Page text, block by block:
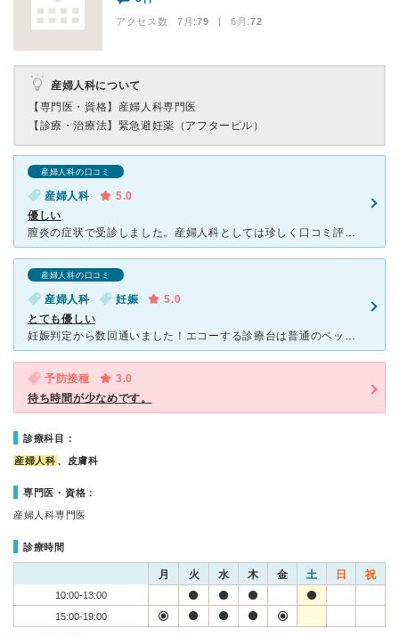
アクセス数 7月:79 | 6月:72
産婦人科について
【専門医・資格】 産婦人科専門医
【診療・治療法】 緊急避妊薬（アフターピル）
産婦人科の口コミ
産婦人科
5.0
優しい
膣炎の症状で受診しました。産婦人科としては珍しく口コミ評価が高かったのでこちらを選びました。病院自体は少し古いですが、薬が院内処方なので手間が少なく助かりました。診察してくださったおじいちゃん先生がと
産婦人科の口コミ
産婦人科 妊娠
5.0
とても優しい
妊娠判定から数回通いました！エコーする診療台は普通のベッドで驚きましたが、先生はとても優しくて良かったです。分からないことや不安なことは、何でも聞いてくれて時間がある時はゆっくりと写真などを見せながら
予防接種
3.0
待ち時間が少なめです。
診療科目：
産婦人科 、皮膚科
専門医・資格：
産婦人科専門医
診療時間
月 火 水 木 金 土 日 祝
10:00-13:00
15:00-19:00